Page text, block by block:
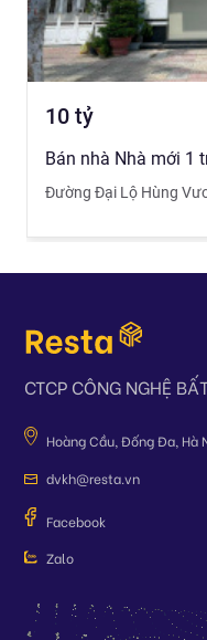
10 tỷ
Đường Đại Lộ Hùng
CTCP CÔNG NGHỆ
Hoàng Cầu, Đống Đa, Hà
dvkh@resta.vn
Facebook
Zalo